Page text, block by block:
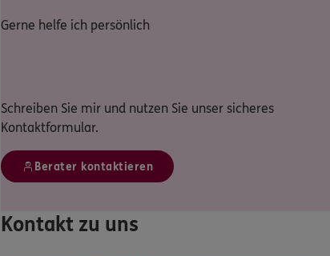
Gerne helfe ich persönlich
Schreiben Sie mir und nutzen Sie unser sicheres
Kontaktformular.
Berater kontaktieren
Kontakt zu uns